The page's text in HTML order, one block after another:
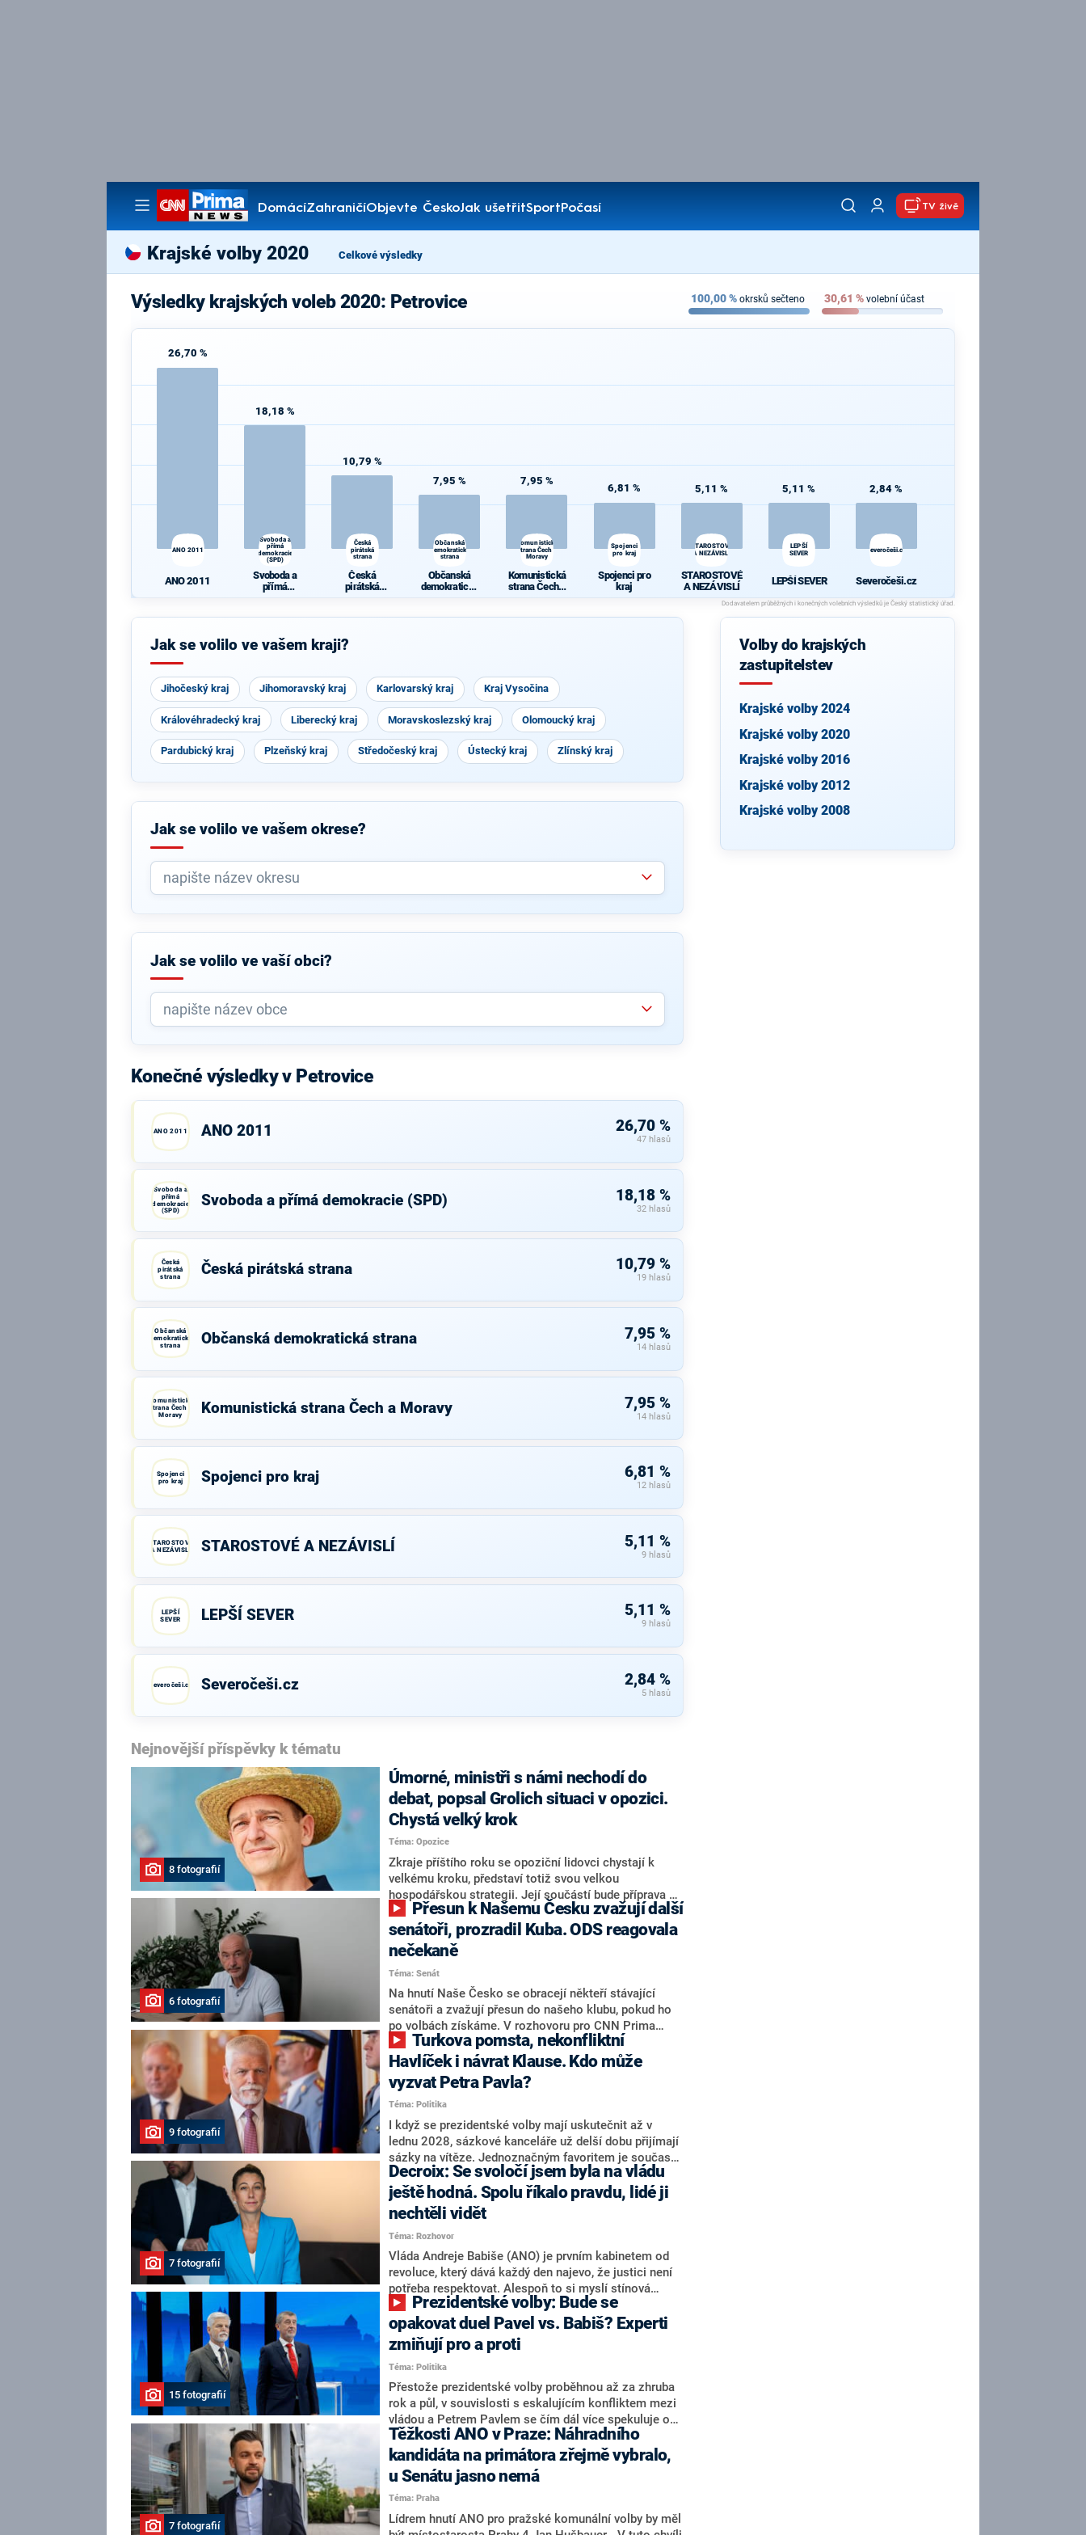
DomácíZahraničíObjevte ČeskoJak ušetřitSportPočasí
Pořady
TV živě
Krajské volby 2020 Celkové výsledky
Výsledky krajských voleb 2020: Petrovice 100,00% okrsků sečteno 30,61 % volební účast
26,70 %
ANO 2011
ANO 2011
18,18 %
Svoboda a
přímá
demokracie
(SPD)
Svoboda a
přímá
10,79 %
Česká
pirátská
strana
Česká
pirátská
7,95 %
Občanská
demokratická
strana
Občanská
demokratická
7,95 %
Komunistická
strana Čech a
Moravy
Komunistická
strana Čech a
6,81 %
Spojenci
pro kraj
Spojenci pro
kraj
5,11 %
STAROSTOVÉ
A NEZÁVISLÍ
STAROSTOVÉ
A NEZÁVISLÍ
5,11 %
LEPŠÍ
SEVER
LEPŠÍ SEVER
2,84 %
Severočeši.cz
Severočeši.cz
Jak se volilo ve vašem kraji?
Jihočeský kraj Jihomoravský kraj Karlovarský kraj Kraj Vysočina
Královéhradecký kraj Liberecký kraj Moravskoslezský kraj Olomoucký kraj
Pardubický kraj Plzeňský kraj Středočeský kraj Ústecký kraj Zlínský kraj
Jak se volilo ve vašem okrese?
Jak se volilo ve vaší obci?
Konečné výsledky v Petrovice
ANO 2011 ANO 2011 26,70 %
47 hlasů
Svoboda a
přímá
demokracie
(SPD)
Svoboda a přímá demokracie (SPD) 18,18 %
32 hlasů
Česká
pirátská
strana
Česká pirátská strana 10,79 %
19 hlasů
Občanská
demokratická
strana
Občanská demokratická strana 7,95 %
14 hlasů
Komunistická
strana Čech a
Moravy
Komunistická strana Čech a Moravy 7,95 %
14 hlasů
Spojenci
pro kraj
Spojenci pro kraj 6,81 %
12 hlasů
STAROSTOVÉ
A NEZÁVISLÍ
STAROSTOVÉ A NEZÁVISLÍ 5,11 %
9 hlasů
LEPŠÍ
SEVER
LEPŠÍ SEVER 5,11 %
9 hlasů
Severočeši.cz Severočeši.cz 2,84 %
5 hlasů
Nejnovější příspěvky k tématu
8 fotografií
Úmorné, ministři s námi nechodí do
debat, popsal Grolich situaci v opozici.
Chystá velký krok
Téma: Opozice
Zkraje příštího roku se opoziční lidovci chystají k
velkému kroku, představí totiž svou velkou
hospodářskou strategii. Její součástí bude příprava na
stárnutí populace, řekl ve středu na setkání s novináři
nový předseda lidovců Jan Grolich. Ten zároveň v
senátních volbách kandiduje ve Vyškově. Popsal i
aktivitu opozice, o níž vládní strany nebo političtí
komentátoři mluví jako o slabé a v defenzivě. „Je to
úmorná práce upozorňovat na chyby vlády. Ministři s
námi navíc nechodí do debat. Chceme ale ukazovat
svoje témata,“ odpověděl Grolich na dotaz CNN Prima
NEWS.
6 fotografií
senátoři, prozradil Kuba. ODS reagovala
nečekaně
Téma: Senát
Na hnutí Naše Česko se obracejí někteří stávající
senátoři a zvažují přesun do našeho klubu, pokud ho
po volbách získáme. V rozhovoru pro CNN Prima
NEWS to řekl zakladatel hnutí a jihočeský hejtman
Martin Kuba. Konkrétní nebyl, ale získat by takto mohl
například senátora Zdeňka Hrabu, který je dnes
součástí klubu ODS a TOP 09. Hraba to na dotaz
redakce nevyloučil. Předseda klubu senátorů ODS
Zdeněk Nytra redakci řekl, že počítá s odchodem
některých senátorů z klubu a že Naše Česko není
nepřítel, ale soupeř.
9 fotografií
Havlíček i návrat Klause. Kdo může
vyzvat Petra Pavla?
Téma: Politika
I když se prezidentské volby mají uskutečnit až v
lednu 2028, sázkové kanceláře už delší dobu přijímají
sázky na vítěze. Jednoznačným favoritem je současná
hlava státu Petr Pavel. Daleko za ním pak bookmakeři
zmiňují dva výrazné politiky ANO, tedy premiéra
Andreje Babiše a ministra průmyslu Karla Havlíčka.
Oblíbeným tipem samotných sázkařů je poslanec za
Motoristy Filip Turek. Politolog Jan Kubáček nicméně
o případné kandidatuře kohokoliv ze zmíněné trojice
značně pochybuje. Podle něj současná koalice dosud
nemá osobu, která by Pavlovi mohla konkurovat.
7 fotografií
Decroix: Se svoločí jsem byla na vládu
ještě hodná. Spolu říkalo pravdu, lidé ji
nechtěli vidět
Téma: Rozhovor
Vláda Andreje Babiše (ANO) je prvním kabinetem od
revoluce, který dává každý den najevo, že justici není
potřeba respektovat. Alespoň to si myslí stínová
ministryně spravedlnosti ODS Eva Decroix. V
rozhovoru pro CNN Prima NEWS si nebrala servítky
ohledně politického výkonu svého nástupce Jeronýma
Tejce (za ANO) či vládní zmocněnkyně pro lidská
práva Taťány Malé (ANO). Označením „svoloč“ na
adresu vlády prý byla ještě hodná. Decroix se také
vrátila k volební porážce koalice Spolu či promluvila o
hnutí Naše Česko Martina Kuby.
15 fotografií
opakovat duel Pavel vs. Babiš? Experti
zmiňují pro a proti
Téma: Politika
Přestože prezidentské volby proběhnou až za zhruba
rok a půl, v souvislosti s eskalujícím konfliktem mezi
vládou a Petrem Pavlem se čím dál více spekuluje o
tom, koho by do bitvy o Hrad mohla vyslat současná
koalice. Někteří političtí komentátoři znovu vytahují
jméno premiéra Andreje Babiše (ANO). Jak moc je
pravděpodobné, že se v prezidentských volbách 2028
bude znovu opakovat souboj z roku 2023?
7 fotografií
Těžkosti ANO v Praze: Náhradního
kandidáta na primátora zřejmě vybralo,
u Senátu jasno nemá
Téma: Praha
Lídrem hnutí ANO pro pražské komunální volby by měl
Volby do krajských
zastupitelstev
Krajské volby 2024
Krajské volby 2020
Krajské volby 2016
Krajské volby 2012
Krajské volby 2008